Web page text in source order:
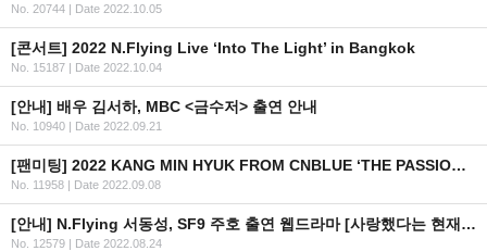
No. 20744 | Date 2022.10.05
[콘서트] 2022 N.Flying Live ‘Into The Light’ in Bangkok
No. 15187 | Date 2022.10.04
[안내] 배우 김서하, MBC <금수저> 출연 안내
No. 10940 | Date 2022.09.21
[팬미팅] 2022 KANG MIN HYUK FROM CNBLUE ‘THE PASSION’ FAN MEETING IN BANGKOK
No. 11958 | Date 2022.09.08
[안내] N.Flying 서동성, SF9 주호 출연 웹드라마 [사랑했다는 현재진행형] 방영 일정 안내
No. 12579 | Date 2022.08.24